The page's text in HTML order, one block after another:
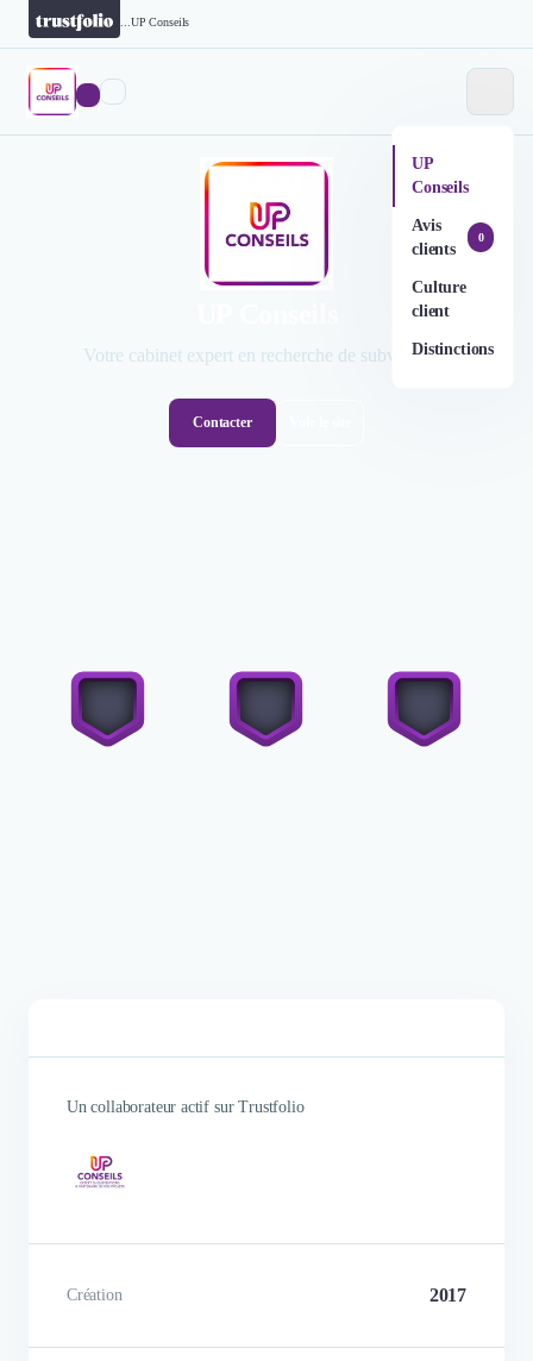
UP Conseils
UP
Conseils
Avis
clients
0
Culture
client
Distinctions
Votre cabinet expert en recherche de subventions
Contacter
Un collaborateur actif sur Trustfolio
Création 2017